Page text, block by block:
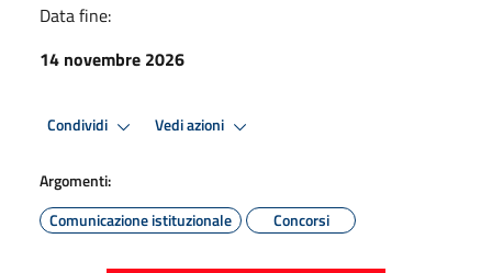
Data fine:
14 novembre 2026
Condividi Vedi azioni
Argomenti:
Comunicazione istituzionale
Concorsi